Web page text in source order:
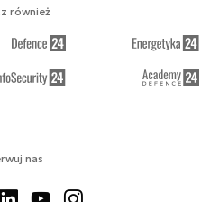
nas
również